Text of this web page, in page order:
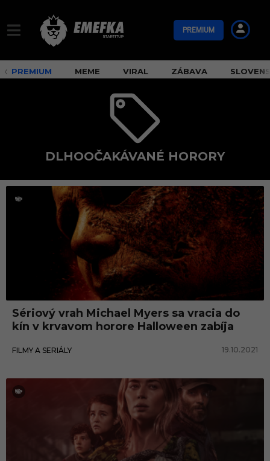
PREMIUM
PREMIUM MEME VIRAL ZÁBAVA
DLHOOČAKÁVANÉ HORORY
d
a
k
v
a
n
Sériový vrah Michael Myers sa vracia do
kín v krvavom horore Halloween zabíja
FILMY A SERIÁLY 19.10.2021